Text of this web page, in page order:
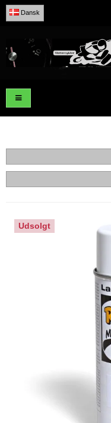
Dansk
Udsolgt